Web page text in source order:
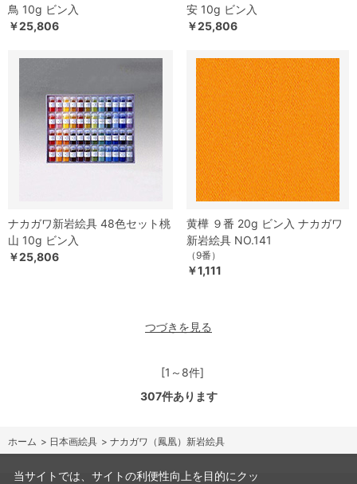
鳥 10g ビン入
￥25,806
安 10g ビン入
￥25,806
ナカガワ新岩絵具 48色セット桃
山 10g ビン入
￥25,806
黄樺 ９番 20g ビン入 ナカガワ
新岩絵具 NO.141
（9番）
￥1,111
つづきを見る
[1～8件]
307件あります
ホーム > 日本画絵具 > ナカガワ（鳳凰）新岩絵具
当サイトでは、サイトの利便性向上を目的にクッ